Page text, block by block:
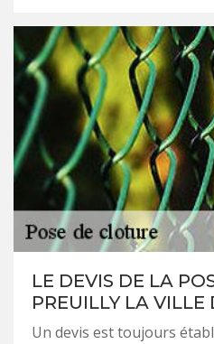
LE DEVIS DE LA
PREUILLY LA VILLE
Un devis est toujours